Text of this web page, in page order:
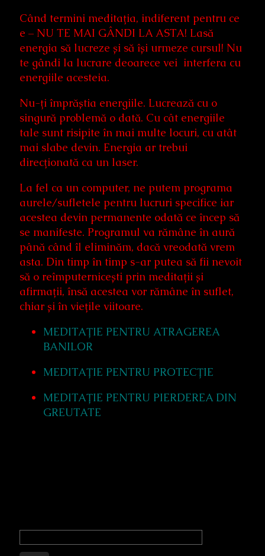
Când termini meditația, indiferent pentru ce
e – NU TE MAI GÂNDI LA ASTA! Lasă
energia să lucreze și să își urmeze cursul! Nu
te gândi la lucrare deoarece vei interfera cu
energiile acesteia.
Nu-ți împrăștia energiile. Lucrează cu o
singură problemă o dată. Cu cât energiile
tale sunt risipite în mai multe locuri, cu atât
mai slabe devin. Energia ar trebui
direcționată ca un laser.
La fel ca un computer, ne putem programa
aurele/sufletele pentru lucruri specifice iar
acestea devin permanente odată ce încep să
se manifeste. Programul va rămâne în aură
până când îl eliminăm, dacă vreodată vrem
asta. Din timp în timp s-ar putea să fii nevoit
să o reîmputernicești prin meditații și
afirmații, însă acestea vor rămâne în suflet,
chiar și în viețile viitoare.
MEDITAȚIE PENTRU ATRAGEREA
BANILOR
MEDITAȚIE PENTRU PROTECȚIE
MEDITAȚIE PENTRU PIERDEREA DIN
GREUTATE
Primary